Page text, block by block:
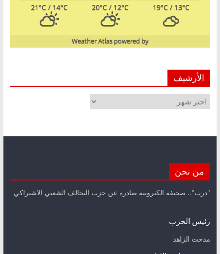
19°C/ 13°C
20°C / 12°C
21°C / 14°C
powered by
Weather Atlas
الأرشيف
الأرشيف
من نحن
"درب".. صحيفة الكترونية صادرة عن حزب التحالف الشعبي الاشتراكي
رئيس الحزب
مدحت الزاهد